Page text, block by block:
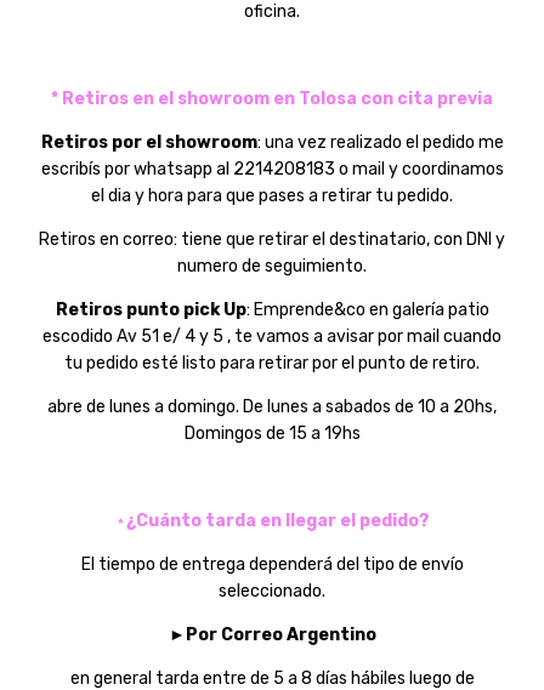
oficina.
* Retiros en el showroom en Tolosa con cita previa
Retiros por el showroom: una vez realizado el pedido me
escribís por whatsapp al 2214208183 o mail y coordinamos
el dia y hora para que pases a retirar tu pedido.
Retiros en correo: tiene que retirar el destinatario, con DNI y
numero de seguimiento.
Retiros punto pick Up: Emprende&co en galería patio
escodido Av 51 e/ 4 y 5 , te vamos a avisar por mail cuando
tu pedido esté listo para retirar por el punto de retiro.
abre de lunes a domingo. De lunes a sabados de 10 a 20hs,
Domingos de 15 a 19hs
⋆¿Cuánto tarda en llegar el pedido?
El tiempo de entrega dependerá del tipo de envío
seleccionado.
► Por Correo Argentino
en general tarda entre de 5 a 8 días hábiles luego de